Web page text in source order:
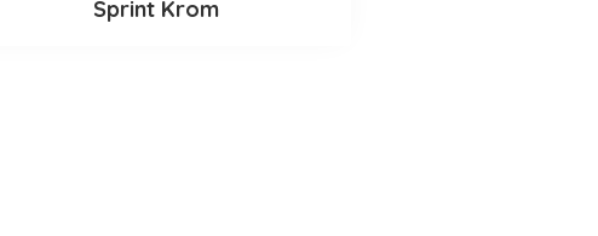
Sprint Krom